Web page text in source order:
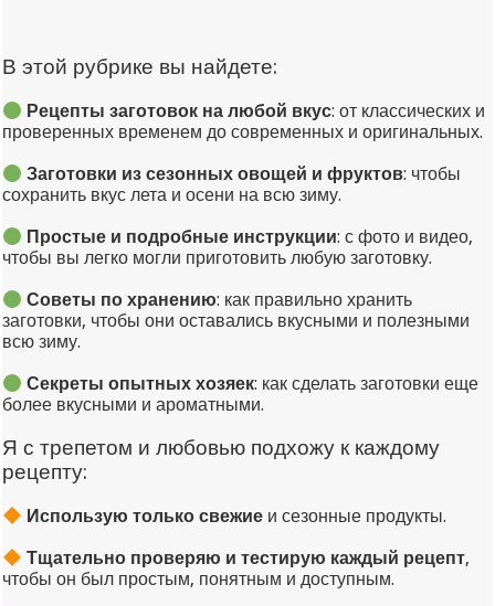
В этой рубрике вы найдете:
Рецепты заготовок на любой вкус: от классических и
проверенных временем до современных и оригинальных.
Заготовки из сезонных овощей и фруктов: чтобы
сохранить вкус лета и осени на всю зиму.
Простые и подробные инструкции: с фото и видео,
чтобы вы легко могли приготовить любую заготовку.
Советы по хранению: как правильно хранить
заготовки, чтобы они оставались вкусными и полезными
всю зиму.
Секреты опытных хозяек: как сделать заготовки еще
более вкусными и ароматными.
Я с трепетом и любовью подхожу к каждому
рецепту:
Использую только свежие и сезонные продукты.
Тщательно проверяю и тестирую каждый рецепт,
чтобы он был простым, понятным и доступным.